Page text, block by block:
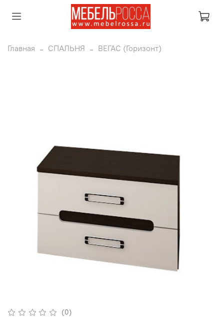
Главная СПАЛЬНЯ ВЕГАС (Горизонт)
(0)